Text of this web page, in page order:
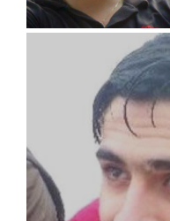
MAHER TAHAN
activista político